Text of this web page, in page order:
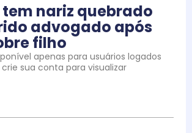
nariz quebrado
advogado após
filho
apenas para usuários logados
sua conta para visualizar